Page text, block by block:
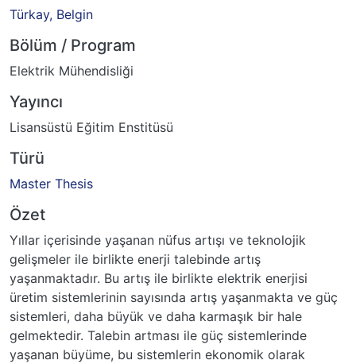
Türkay, Belgin
Bölüm / Program
Elektrik Mühendisliği
Yayıncı
Lisansüstü Eğitim Enstitüsü
Türü
Master Thesis
Özet
Yıllar içerisinde yaşanan nüfus artışı ve teknolojik
gelişmeler ile birlikte enerji talebinde artış
yaşanmaktadır. Bu artış ile birlikte elektrik enerjisi
üretim sistemlerinin sayısında artış yaşanmakta ve güç
sistemleri, daha büyük ve daha karmaşık bir hale
gelmektedir. Talebin artması ile güç sistemlerinde
yaşanan büyüme, bu sistemlerin ekonomik olarak